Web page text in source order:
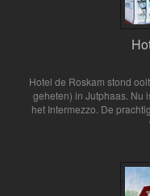
Hotel de Roskam stond
geheten) in Jutphaas. Nu
het Intermezzo. De